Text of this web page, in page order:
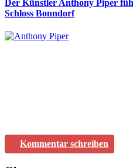
Der Künstler Anthony Piper
Schloss Bonndorf
Kommentar schreiben